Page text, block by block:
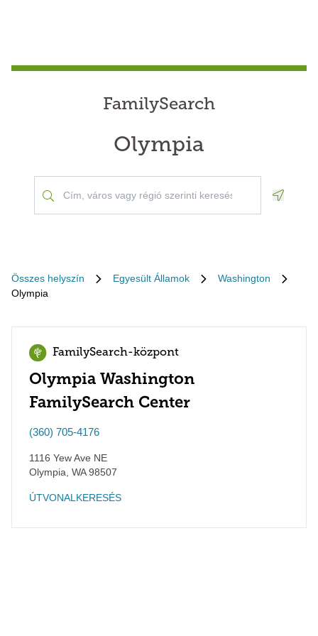
FamilySearch
Olympia
Összes helyszín Egyesült Államok
Washington
Olympia
FamilySearch-központ
Olympia Washington
FamilySearch Center
(360) 705-4176
1116 Yew Ave NE
Olympia WA98507
ÚTVONALKERESÉS